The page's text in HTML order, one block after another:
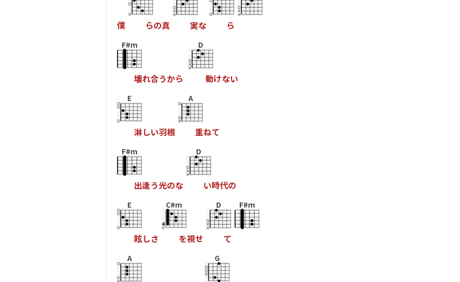
僕 らの真 実な ら
F#m
壊れ合うから
D
動けない
E
淋しい羽根
A
重ねて
F#m
出逢う光のな
D
い時代の
E
眩しさ
C#m
を視せ
D
て
F#m
A G